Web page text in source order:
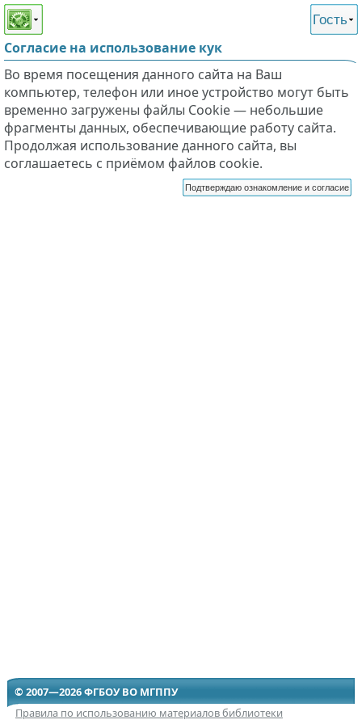
Этот сайт поддерживает
слабовидящих
Гость
Согласие на использование кук
Во время посещения данного сайта на Ваш
компьютер, телефон или иное устройство могут быть
временно загружены файлы Cookie — небольшие
фрагменты данных, обеспечивающие работу сайта.
Продолжая использование данного сайта, вы
соглашаетесь с приёмом файлов cookie.
Подтверждаю ознакомление и согласие
© 2007—2026 ФГБОУ ВО МГППУ
Правила по использованию материалов библиотеки